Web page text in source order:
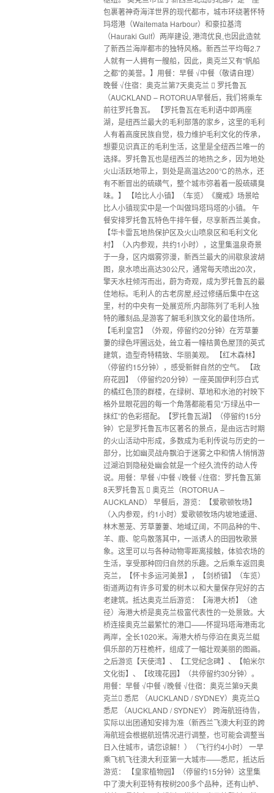
包裹著神奇海洋世界的现代都市，城市环绕著怀特
玛塔港（Waitemata Harbour）和豪拉基湾
（Hauraki Gulf）两岸建设, 港湾优良,也因此造就
了新西兰海岸都市的独特风格。新西兰平均每2.7
人就有一人拥有一艘船，因此，奥克兰又有“帆船
之都”的美誉。】用餐：早餐 √中餐（敬请自理）
晚餐 √住宿：奥克兰第7天奥克兰  罗托鲁瓦
（AUCKLAND – ROTORUA早餐后，我们将乘车
前往罗托鲁瓦。 【罗托鲁瓦在毛利语中即两座
湖，是纽西兰最大的毛利部落的家乡，这里的毛利
人有着高度民族自觉，极力维护毛利文化的传承，
想要见识真正的毛利生活，这里是全纽西兰唯一的
选择。罗托鲁瓦也是纽西兰的地热之乡，因为地处
火山活跃地带上，到处是高温达200℃的热水，还
有不断冒出的硫磺气，整个城市弥着着一股硫磺臭
味。】 【哈比人小镇】（车览）《魔戒》场景哈
比人小镇现实中是一个叫做玛塔玛塔的小镇。 午
餐安排罗托鲁瓦特色牛排午餐，尽享新西兰美食。
【华卡雷瓦地热保护区及火山喷泉区和毛利文化
村】（入内参观，共约1小时），这里集温泉奇景
于一身，区内烟雾弥漫，新西兰最大的间歇泉波胡
图，泉水喷出高达30公尺，通常每天喷出20次，
擎天水柱倾泻而出，蔚为奇观，成为罗托鲁瓦的最
佳地标。毛利人的古老房屋,经过修缮后集中在这
里，村的中央有一处展览所,内部陈列了毛利人独
特的雕刻品,是游客了解毛利族文化的最佳场所。
【毛利皇宫】（外观，停留约20分钟）在芳草萋
萋的绿色坪圃远处，耸立着一幢桔黄色屋顶的英式
建筑，造型奇特精致、华丽美观。 【红木森林】
（停留约15分钟），感受新鲜自然的空气。 【政
府花园】（停留约20分钟）一座英国伊利莎白式
的橘红色顶的群楼，在绿树、草地和水池的衬映下
格外显眼花园的每一个角落都能看见“万绿丛中一
抹红”的色彩搭配。【罗托鲁瓦湖】（停留约15分
钟）它是罗托鲁瓦市区著名的景点，是由远古时期
的火山活动中形成，多数成为毛利传说与历史的一
部分，比如幽灵战舟飘泊于迷雾之中和情人悄悄游
过湖泊到隐秘处幽会就是一个经久流传的动人传
说。用餐：早餐 √中餐 √晚餐 √住宿：罗托鲁瓦第
8天罗托鲁瓦  奥克兰（ROTORUA –
AUCKLAND） 早餐后，游览：【爱歌顿牧场】
（入内参观，约1小时）爱歌顿牧场内坡地逶逦、
林木葱茏、芳草萋萋、地域辽阔，不同品种的牛、
羊、鹿、鸵鸟散落其中，一派诱人的田园牧歌景
象。这里可以与各种动物零距离接触，体验农场的
生活，享受那种回归自然的乐趣。之后乘车返回奥
克兰，【怀卡多运河美景】，【剑桥镇】（车览）
街道两边有许多可爱的树木以和大量保存完好的古
老建筑。抵达奥克兰后游览：【海港大桥】（途
径）海港大桥是奥克兰极富代表性的一处景致。大
桥连接奥克兰最繁忙的港口——怀提玛塔海港南北
两岸，全长1020米。海港大桥与停泊在奥克兰艇
俱乐部的万柱桅杆，组成了一幅壮观美丽的图画。
之后游览【天使湾】、【工党纪念碑】、【帕米尔
文化街】、【玫瑰花园】（共停留约30分钟）。
用餐：早餐 √中餐 √晚餐 √住宿：奥克兰第9天奥
克兰 悉尼 （AUCKLAND / SYDNEY）奥克兰Q
悉尼 （AUCKLAND / SYDNEY） 跨海航班待告，
实际以出团通知安排为准（新西兰飞澳大利亚的跨
海航班会根据航班情况进行调整，也可能会调整当
日入住城市，请您谅解！）（飞行约4小时） 一早
乘飞机飞往澳大利亚第一大城市——悉尼，抵达后
游览： 【皇家植物园】（停留约15分钟）这里集
中了澳大利亚特有桉树200多个品种，还有山栌、